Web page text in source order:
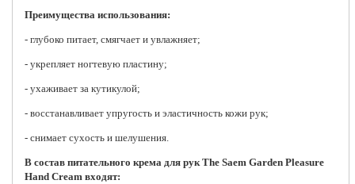
Преимущества использования:
- глубоко питает, смягчает и увлажняет;
- укрепляет ногтевую пластину;
- ухаживает за кутикулой;
- восстанавливает упругость и эластичность кожи рук;
- снимает сухость и шелушения.
В состав питательного крема для рук The Saem Garden Pleasure
Hand Cream входят: